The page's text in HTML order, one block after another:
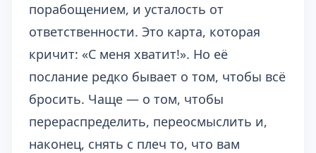
порабощением, и усталость от
ответственности. Это карта, которая
кричит: «С меня хватит!». Но её
послание редко бывает о том, чтобы всё
бросить. Чаще — о том, чтобы
перераспределить, переосмыслить и,
наконец, снять с плеч то, что вам